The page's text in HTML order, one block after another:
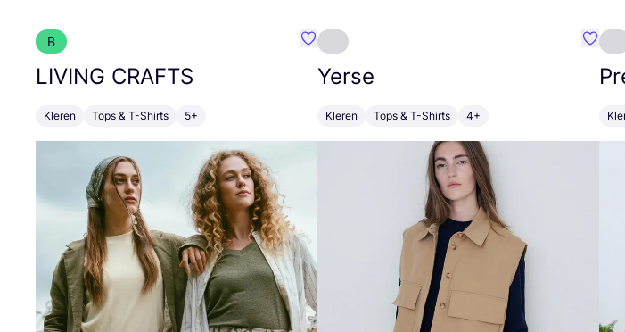
B
LIVING CRAFTS
Kleren Tops & T-Shirts 5+
Favoriete {naam}
Yerse
Kleren Tops & T-Shirts 4+